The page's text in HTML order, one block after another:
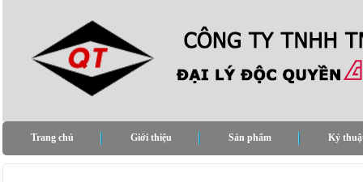
Trang chủ Giới thiệu Sản phẩm Kỷ